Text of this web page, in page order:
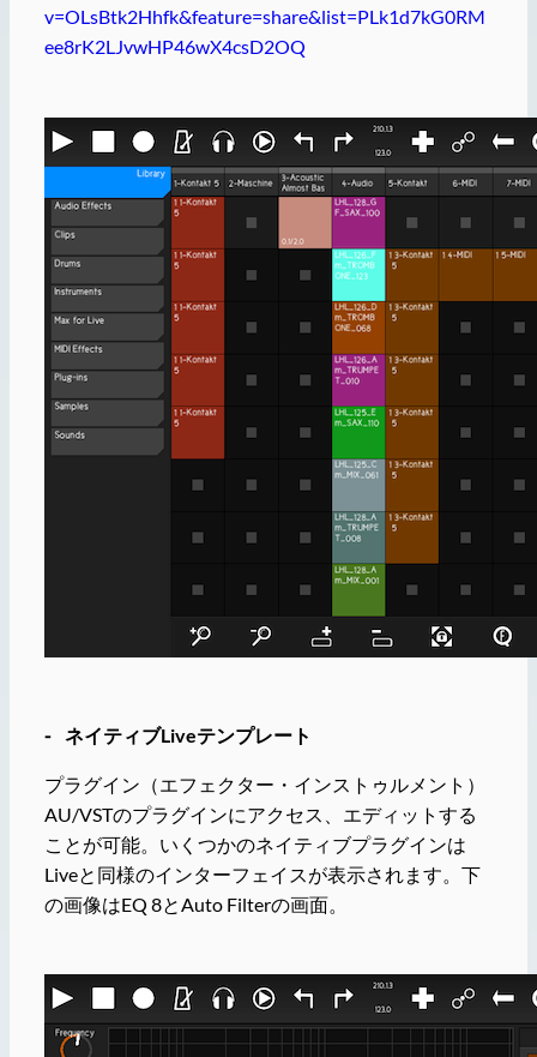
v=OLsBtk2Hhfk&feature=share&list=PLk1d7kG0RM
ee8rK2LJvwHP46wX4csD2OQ
⁃ ネイティブLiveテンプレート
プラグイン（エフェクター・インストゥルメント）
AU/VSTのプラグインにアクセス、エディットする
ことが可能。いくつかのネイティブプラグインは
Liveと同様のインターフェイスが表示されます。下
の画像はEQ 8とAuto Filterの画面。